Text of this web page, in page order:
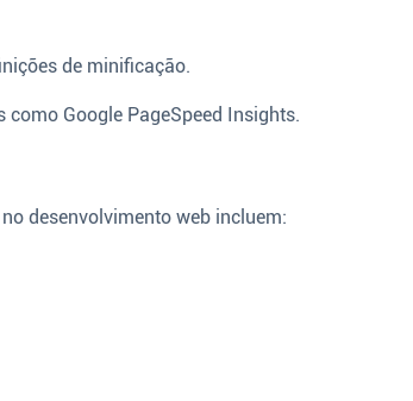
de minificação.
Google PageSpeed Insights.
desenvolvimento web incluem: